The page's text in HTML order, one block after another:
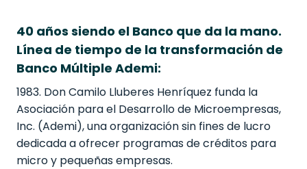
40 años siendo el Banco que da la mano.
Línea de tiempo de la transformación de
Banco Múltiple Ademi:
1983. Don Camilo Lluberes Henríquez funda la
Asociación para el Desarrollo de Microempresas,
Inc. (Ademi), una organización sin fines de lucro
dedicada a ofrecer programas de créditos para
micro y pequeñas empresas.